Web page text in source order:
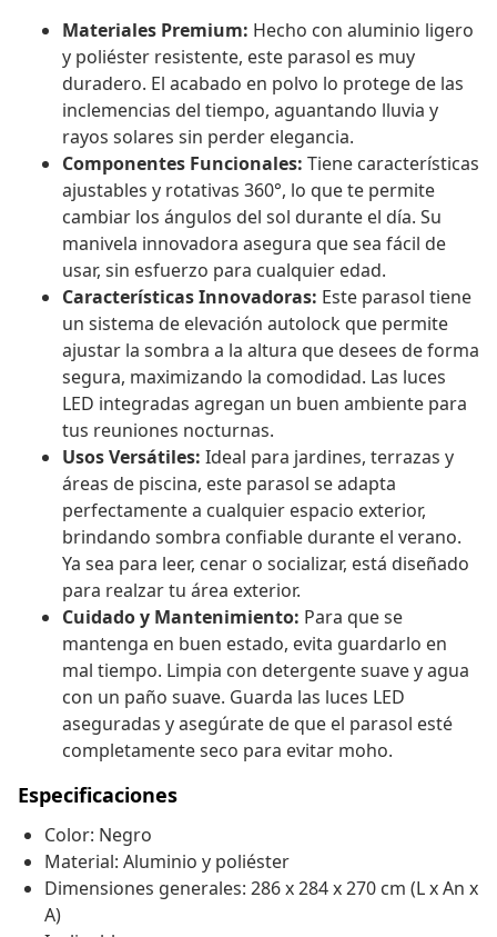
Materiales Premium: Hecho con aluminio ligero
y poliéster resistente, este parasol es muy
duradero. El acabado en polvo lo protege de las
inclemencias del tiempo, aguantando lluvia y
rayos solares sin perder elegancia.
Componentes Funcionales: Tiene características
ajustables y rotativas 360°, lo que te permite
cambiar los ángulos del sol durante el día. Su
manivela innovadora asegura que sea fácil de
usar, sin esfuerzo para cualquier edad.
Características Innovadoras: Este parasol tiene
un sistema de elevación autolock que permite
ajustar la sombra a la altura que desees de forma
segura, maximizando la comodidad. Las luces
LED integradas agregan un buen ambiente para
tus reuniones nocturnas.
Usos Versátiles: Ideal para jardines, terrazas y
áreas de piscina, este parasol se adapta
perfectamente a cualquier espacio exterior,
brindando sombra confiable durante el verano.
Ya sea para leer, cenar o socializar, está diseñado
para realzar tu área exterior.
Cuidado y Mantenimiento: Para que se
mantenga en buen estado, evita guardarlo en
mal tiempo. Limpia con detergente suave y agua
con un paño suave. Guarda las luces LED
aseguradas y asegúrate de que el parasol esté
completamente seco para evitar moho.
Especificaciones
Color: Negro
Material: Aluminio y poliéster
Dimensiones generales: 286 x 284 x 270 cm (L x An x
A)